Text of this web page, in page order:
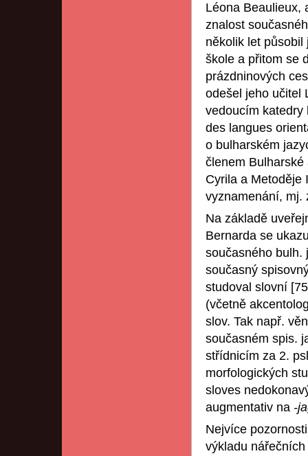
Léona Beaulieux,
znalost
několik let
škole a přitom se
prázdninových
odešel jeho učitel
vedoucím katedry
des langues
o bulharském
členem
Cyrila a Metoděje
vyznamenání,
Na základě
Bernarda se
současného bulh.
současný
studoval slovní
(včetně
slov. Tak např.
současném spis.
střídnicím za 2.
morfologických
sloves
augmentativ na -
Nejvíce
výkladu